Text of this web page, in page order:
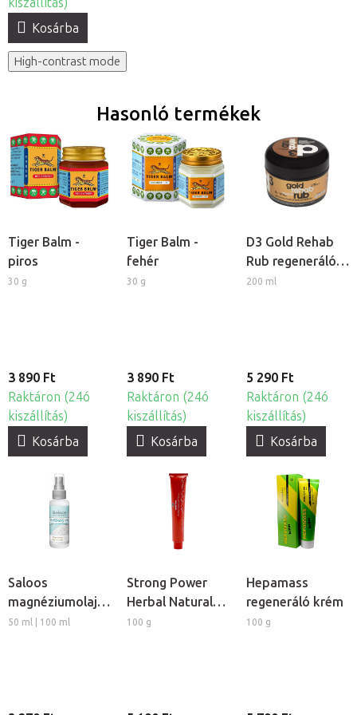
kiszállítás)
Kosárba
High-contrast mode
Hasonló termékek
Tiger Balm -
piros
30 g
3 890 Ft
Raktáron (24ó
kiszállítás)
Kosárba
Tiger Balm -
fehér
30 g
3 890 Ft
Raktáron (24ó
kiszállítás)
Kosárba
D3 Gold Rehab
Rub regeneráló
krém
200 ml
5 290 Ft
Raktáron (24ó
kiszállítás)
Kosárba
Saloos
magnéziumolaj
izmokra
50 ml | 100 ml
Strong Power
Herbal Natural
krém
100 g
Hepamass
regeneráló krém
100 g